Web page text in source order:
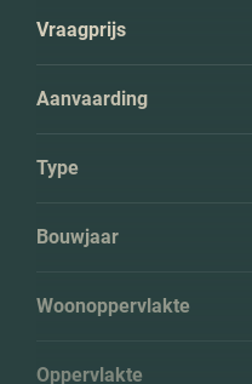
Vraagprijs
Aanvaarding
Type
Bouwjaar
Woonoppervlakte
Oppervlakte